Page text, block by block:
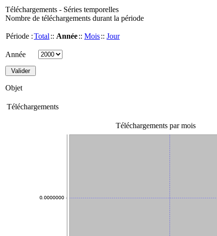
Téléchargements - Séries temporelles
Nombre de téléchargements durant la période
Période :Total :: Année:: Mois:: Jour
Année
Objet
Téléchargements
Téléchargements par mois